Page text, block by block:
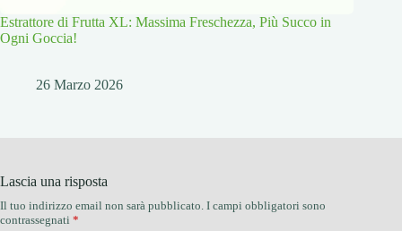
Estrattore di Frutta XL: Massima Freschezza, Più Succo in
Ogni Goccia!
26 Marzo 2026
Lascia una risposta
Il tuo indirizzo email non sarà pubblicato. I campi obbligatori sono
contrassegnati *